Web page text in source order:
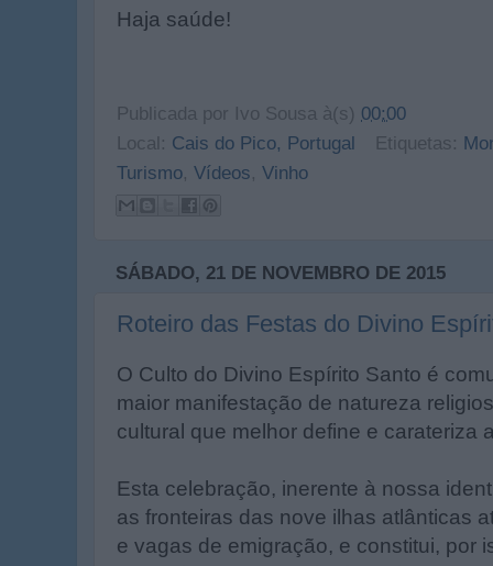
Haja saúde!
Publicada por Ivo Sousa à(s) 00:00
Local: Cais do Pico, Portugal Etiquetas:
Turismo, Vídeos, Vinho
SÁBADO, 21 DE NOVEMBRO DE 2015
Roteiro das Festas do Divino
O Culto do Divino Espírito Santo é
maior manifestação de natureza
cultural que melhor define e carateriza
Esta celebração, inerente à nossa
as fronteiras das nove ilhas atlânticas
e vagas de emigração, e constitui, por